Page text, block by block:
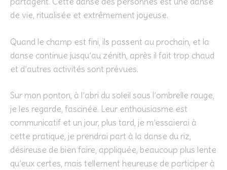
de vie, ritualisée et extrêmement joyeuse.
Quand le champ est fini, ils passent au prochain, et la
danse continue jusqu’au zénith, après il fait trop chaud
et d’autres activités sont prévues.
Sur mon ponton, à l’abri du soleil sous l’ombrelle rouge,
je les regarde, fascinée. Leur enthousiasme est
communicatif et un jour, plus tard, je m’essaierai à
cette pratique, je prendrai part à la danse du riz,
désireuse de bien faire, appliquée, beaucoup plus lente
qu’eux certes, mais tellement heureuse de participer à